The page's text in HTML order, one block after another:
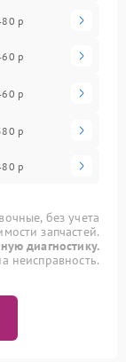
р
р
р
р
р
без учета
запчастей.
диагностику.
неисправность.